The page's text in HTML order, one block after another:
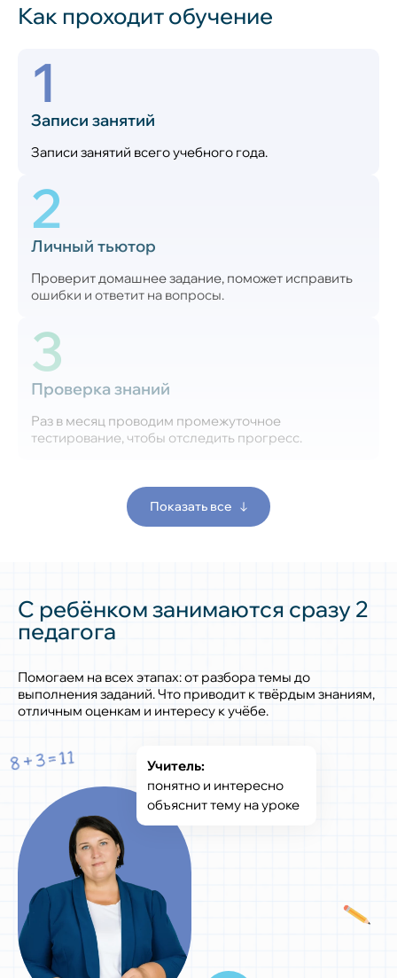
Как проходит обучение
1
Записи занятий
Записи занятий всего учебного года.
2
Личный тьютор
Проверит домашнее задание, поможет исправить
ошибки и ответит на вопросы.
3
Проверка знаний
Раз в месяц проводим промежуточное
тестирование, чтобы отследить прогресс.
Показать все
С ребёнком занимаются сразу 2
педагога
Помогаем на всех этапах: от разбора темы до
выполнения заданий. Что приводит к твёрдым знаниям,
отличным оценкам и интересу к учёбе.
Учитель:
понятно и интересно
объяснит тему на уроке